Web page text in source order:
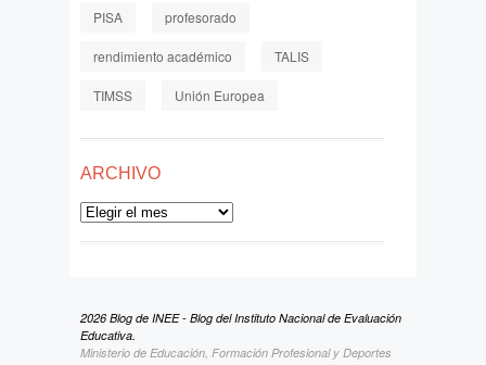
PISA profesorado
rendimiento académico TALIS
TIMSS Unión Europea
ARCHIVO
Archivo
2026 Blog de INEE - Blog del Instituto Nacional de Evaluación
Educativa.
Ministerio de Educación, Formación Profesional y Deportes